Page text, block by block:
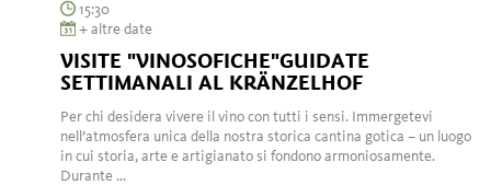
15:30
+ altre date
VISITE "VINOSOFICHE"GUIDATE
SETTIMANALI AL KRÄNZELHOF
Per chi desidera vivere il vino con tutti i sensi. Immergetevi
nell’atmosfera unica della nostra storica cantina gotica – un luogo
in cui storia, arte e artigianato si fondono armoniosamente.
Durante ...